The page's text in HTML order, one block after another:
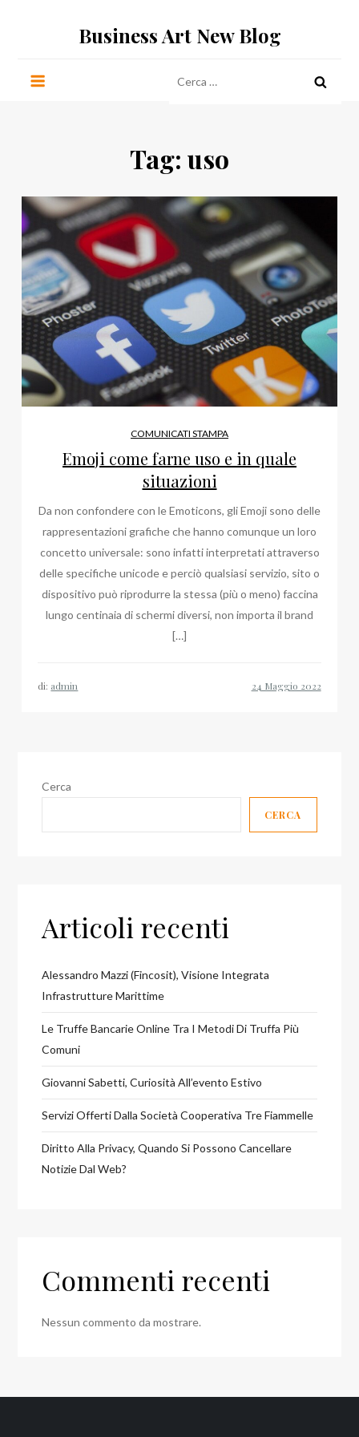
Business Art New Blog
per:
Tag: uso
COMUNICATI STAMPA
Emoji come farne uso e in quale
situazioni
Da non confondere con le Emoticons, gli Emoji sono delle
rappresentazioni grafiche che hanno comunque un loro
concetto universale: sono infatti interpretati attraverso
delle specifiche unicode e perciò qualsiasi servizio, sito o
dispositivo può riprodurre la stessa (più o meno) faccina
lungo centinaia di schermi diversi, non importa il brand
[…]
di: admin
Cerca
CERCA
Articoli recenti
Alessandro Mazzi (Fincosit), Visione Integrata
Infrastrutture Marittime
Le Truffe Bancarie Online Tra I Metodi Di Truffa Più
Comuni
Giovanni Sabetti, Curiosità All’evento Estivo
Servizi Offerti Dalla Società Cooperativa Tre Fiammelle
Diritto Alla Privacy, Quando Si Possono Cancellare
Notizie Dal Web?
Commenti recenti
Nessun commento da mostrare.